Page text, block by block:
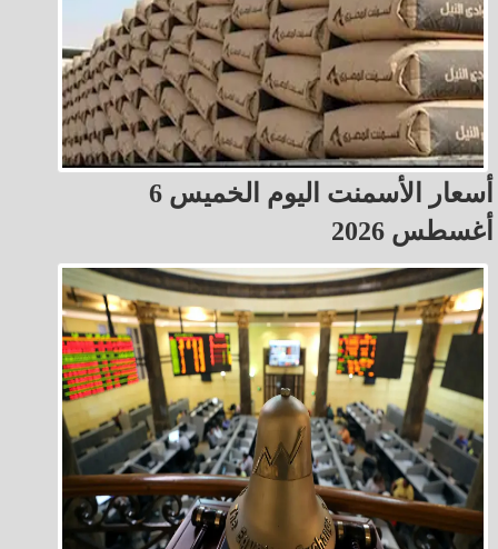
أسعار الأسمنت اليوم الخميس 6
أغسطس 2026